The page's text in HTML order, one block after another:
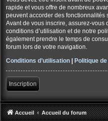
rapide et vous offre de nombreux
peuvent accorder des fonctionnalités
Avant de vous inscrire, assurez-vous
conditions d’utilisation et de notre
également prendre le temps de
forum lors de votre navigation.
Conditions d’utilisation | Politique
Inscription
Accueil Accueil du forum